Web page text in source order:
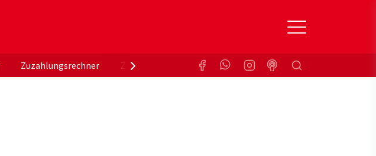
Zuzahlungsrechner Zuzahlungsbefreiung KrankenkasseSuchen